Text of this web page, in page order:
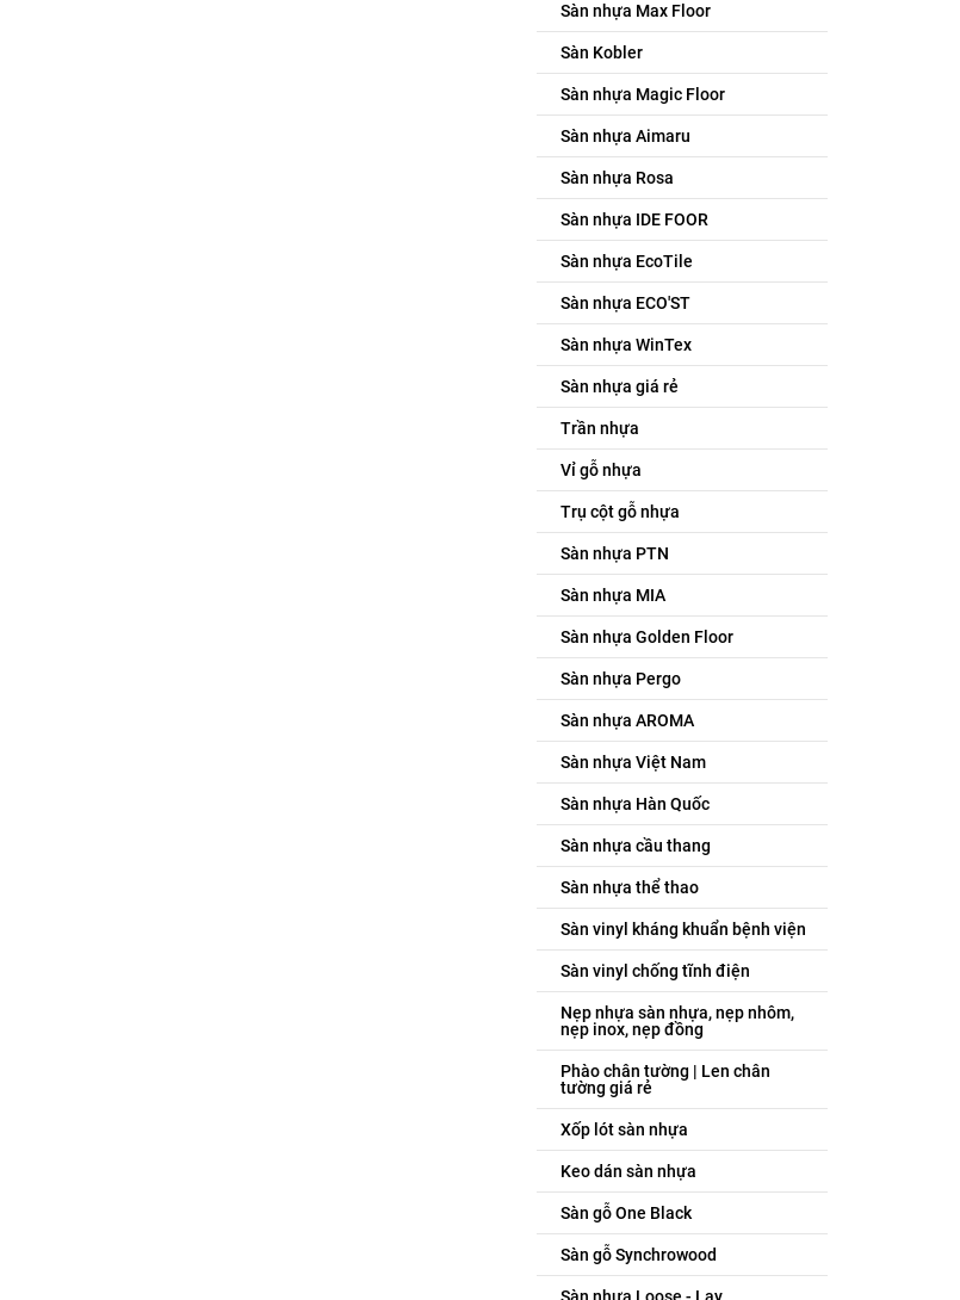
Sàn nhựa Max Floor
Sàn Kobler
Sàn nhựa Magic Floor
Sàn nhựa Aimaru
Sàn nhựa Rosa
Sàn nhựa IDE FOOR
Sàn nhựa EcoTile
Sàn nhựa ECO'ST
Sàn nhựa WinTex
Sàn nhựa giá rẻ
Trần nhựa
Vỉ gỗ nhựa
Trụ cột gỗ nhựa
Sàn nhựa PTN
Sàn nhựa MIA
Sàn nhựa Golden Floor
Sàn nhựa Pergo
Sàn nhựa AROMA
Sàn nhựa Việt Nam
Sàn nhựa Hàn Quốc
Sàn nhựa cầu thang
Sàn nhựa thể thao
Sàn vinyl kháng khuẩn bệnh viện
Sàn vinyl chống tĩnh điện
Nẹp nhựa sàn nhựa, nẹp nhôm,
nẹp inox, nẹp đồng
Phào chân tường | Len chân
tường giá rẻ
Xốp lót sàn nhựa
Keo dán sàn nhựa
Sàn gỗ One Black
Sàn gỗ Synchrowood